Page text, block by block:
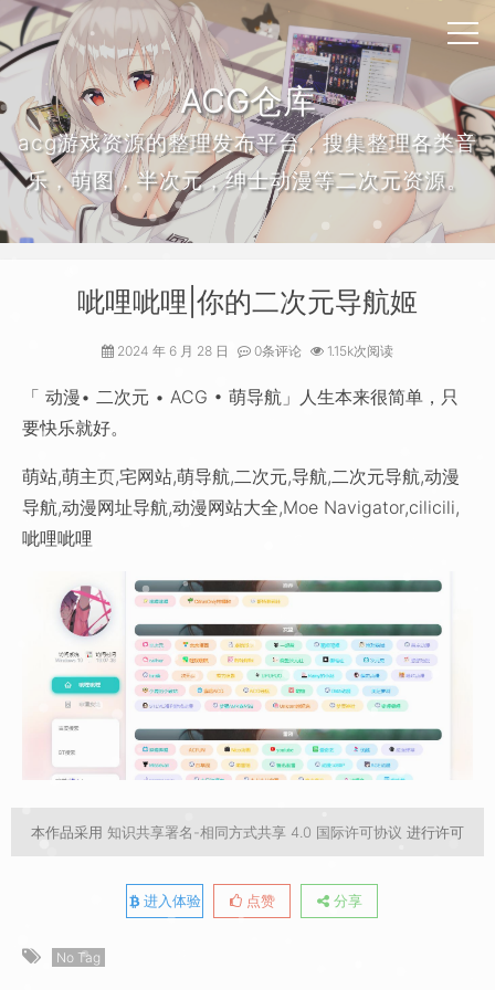
ACG仓库
acg游戏资源的整理发布平台，搜集整理各类音
乐，萌图，半次元，绅士动漫等二次元资源。
呲哩呲哩|你的二次元导航姬
2024 年 6 月 28 日 0条评论 1.15k次阅读
「 动漫• 二次元 • ACG • 萌导航」人生本来很简单，只
要快乐就好。
萌站,萌主页,宅网站,萌导航,二次元,导航,二次元导航,动漫
导航,动漫网址导航,动漫网站大全,Moe Navigator,cilicili,
呲哩呲哩
本作品采用 知识共享署名-相同方式共享 4.0 国际许可协议 进行许可
进入体验 点赞 分享
No Tag